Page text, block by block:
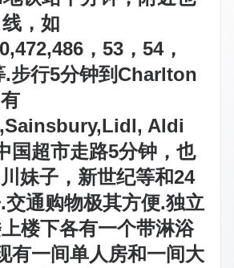
，如
，53，54，
.步行5分钟到Charlton
Aldi
国超市走路5分钟，也
妹子，新世纪等和24
交通购物极其方便.独立
楼下各有一个带淋浴
有一间单人房和一间大